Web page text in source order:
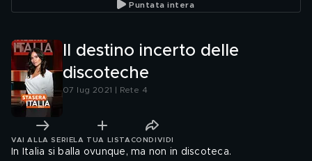
Puntata intera
Il destino incerto delle
discoteche
07 lug 2021 | Rete 4
VAI ALLA SERIE LA TUA LISTA CONDIVIDI
In Italia si balla ovunque, ma non in discoteca.